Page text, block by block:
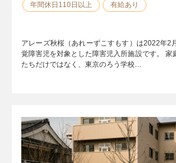
年間休日110日以上 有給あり
アレーズ秋桜（あれーずこすもす）は2022年2
覚障害児を対象とした障害児入所施設です。 家
たちだけではなく、東京のろう学校…